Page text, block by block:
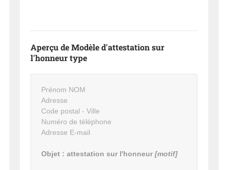
Aperçu de Modèle d'attestation sur
l'honneur type
Prénom NOM
Adresse
Code postal - Ville
Numéro de téléphone
Adresse E-mail
Objet : attestation sur l'honneur [motif]